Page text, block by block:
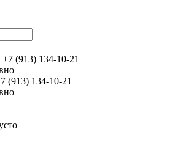
+7 (913) 134-10-21
(913) 134-10-21